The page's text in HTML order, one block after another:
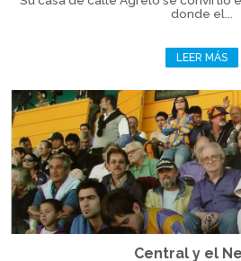
donde el...
LEER MÁS
Central y el